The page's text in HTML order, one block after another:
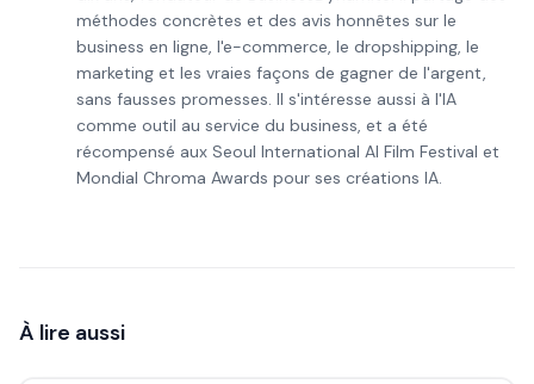
méthodes concrètes et des avis honnêtes sur le
business en ligne, l'e-commerce, le dropshipping, le
marketing et les vraies façons de gagner de l'argent,
sans fausses promesses. Il s'intéresse aussi à l'IA
comme outil au service du business, et a été
récompensé aux Seoul International AI Film Festival et
Mondial Chroma Awards pour ses créations IA.
À lire aussi